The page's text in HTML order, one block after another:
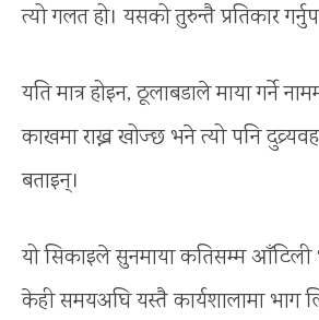
त्यो गलत हो। यसको तुरुन्तै प्रतिकार
यति मात्र होइन, ठूलाबडाले माया गर्ने
काखमा राख्न खोज्छ भने त्यो पनि
बताइन्।
यो सिकाइले सुनमाया कतिसम्म
केही समयअघि यस्तै कार्यशालामा भाग